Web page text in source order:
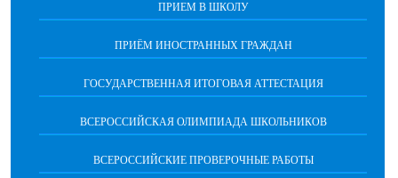
ПРИЕМ В ШКОЛУ
ПРИЁМ ИНОСТРАННЫХ ГРАЖДАН
ГОСУДАРСТВЕННАЯ ИТОГОВАЯ АТТЕСТАЦИЯ
ВСЕРОССИЙСКАЯ ОЛИМПИАДА ШКОЛЬНИКОВ
ВСЕРОССИЙСКИЕ ПРОВЕРОЧНЫЕ РАБОТЫ